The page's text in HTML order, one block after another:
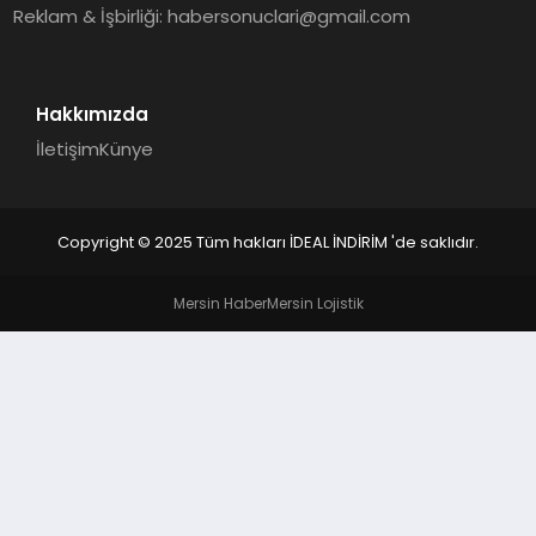
Reklam & İşbirliği:habersonuclari@gmail.com
Hakkımızda
İletişimKünye
Copyright © 2025 Tüm hakları İDEAL İNDİRİM 'de saklıdır.
Mersin HaberMersin Lojistik